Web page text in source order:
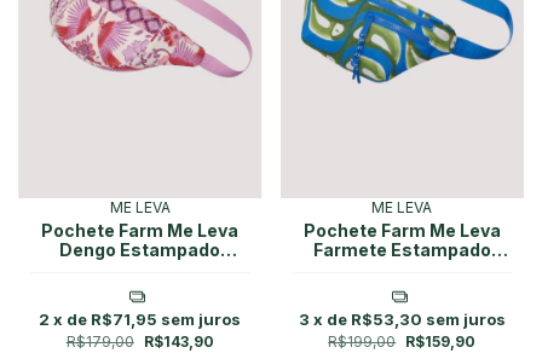
ME LEVA
Pochete Farm Me Leva
Dengo Estampado
R$179,00 R$143,90
2 x de R$71,95 sem juros
ME LEVA
Pochete Farm Me Leva
Farmete Estampado
R$199,00 R$159,90
3 x de R$53,30 sem juros